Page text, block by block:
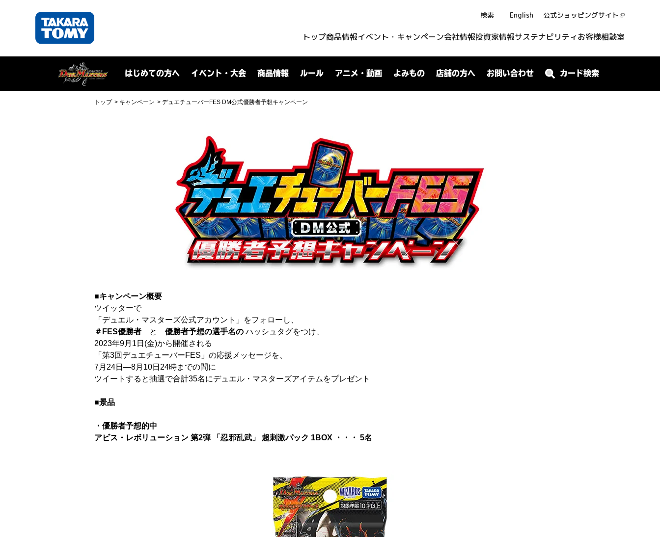
検索 English 公式ショッピングサイト
トップ商品情報イベント・キャンペーン会社情報投資家情報サステナビリティお客様相談室
はじめての方へ イベント・大会 商品情報 ルール アニメ・動画 よみもの 店舗の方へ お問い合わせ カード検索
トップ キャンペーン デュエチューバーFES DM公式優勝者予想キャンペーン
■キャンペーン概要
ツイッターで
「デュエル・マスターズ公式アカウント」をフォローし、
＃FES優勝者 と 優勝者予想の選手名の ハッシュタグをつけ、
2023年9月1日(金)から開催される
「第3回デュエチューバーFES」の応援メッセージを、
7月24日―8月10日24時までの間に
ツイートすると抽選で合計35名にデュエル・マスターズアイテムをプレゼント
■景品
・優勝者予想的中
アビス・レボリューション 第2弾 「忍邪乱武」 超刺激パック 1BOX ・・・ 5名